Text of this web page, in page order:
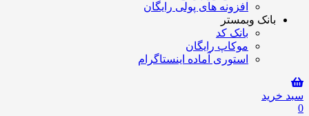
افزونه های پولی رایگان
بانک وبمستر
بانک کد
موکاپ رایگان
استوری آماده اینستاگرام
سبد خرید
0